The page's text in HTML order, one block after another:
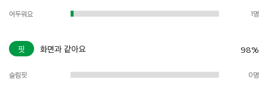
어두워요 1명
핏 화면과 같아요 98%
슬림핏 0명